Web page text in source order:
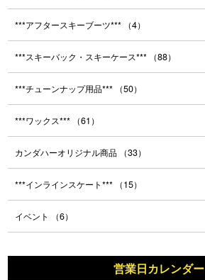
***アフタースキーブーツ*** （4）
***スキーバック・スキーケース*** （88）
***チューンナップ用品*** （50）
***ワックス*** （61）
カンダハーオリジナル商品 （33）
***インラインスケート*** （15）
イベント （6）
営業日カレンダー